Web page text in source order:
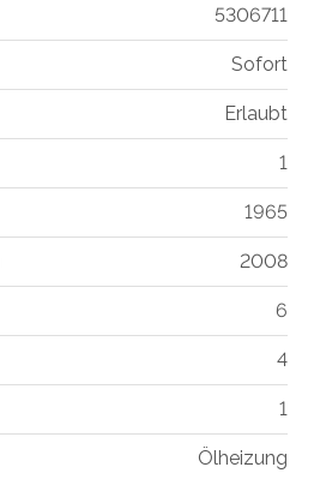
5306711
Sofort
Erlaubt
1
1965
2008
6
4
1
Ölheizung